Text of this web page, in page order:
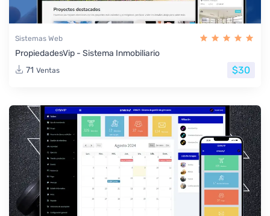
Sistemas Web
PropiedadesVip - Sistema Inmobiliario
71 Ventas $30